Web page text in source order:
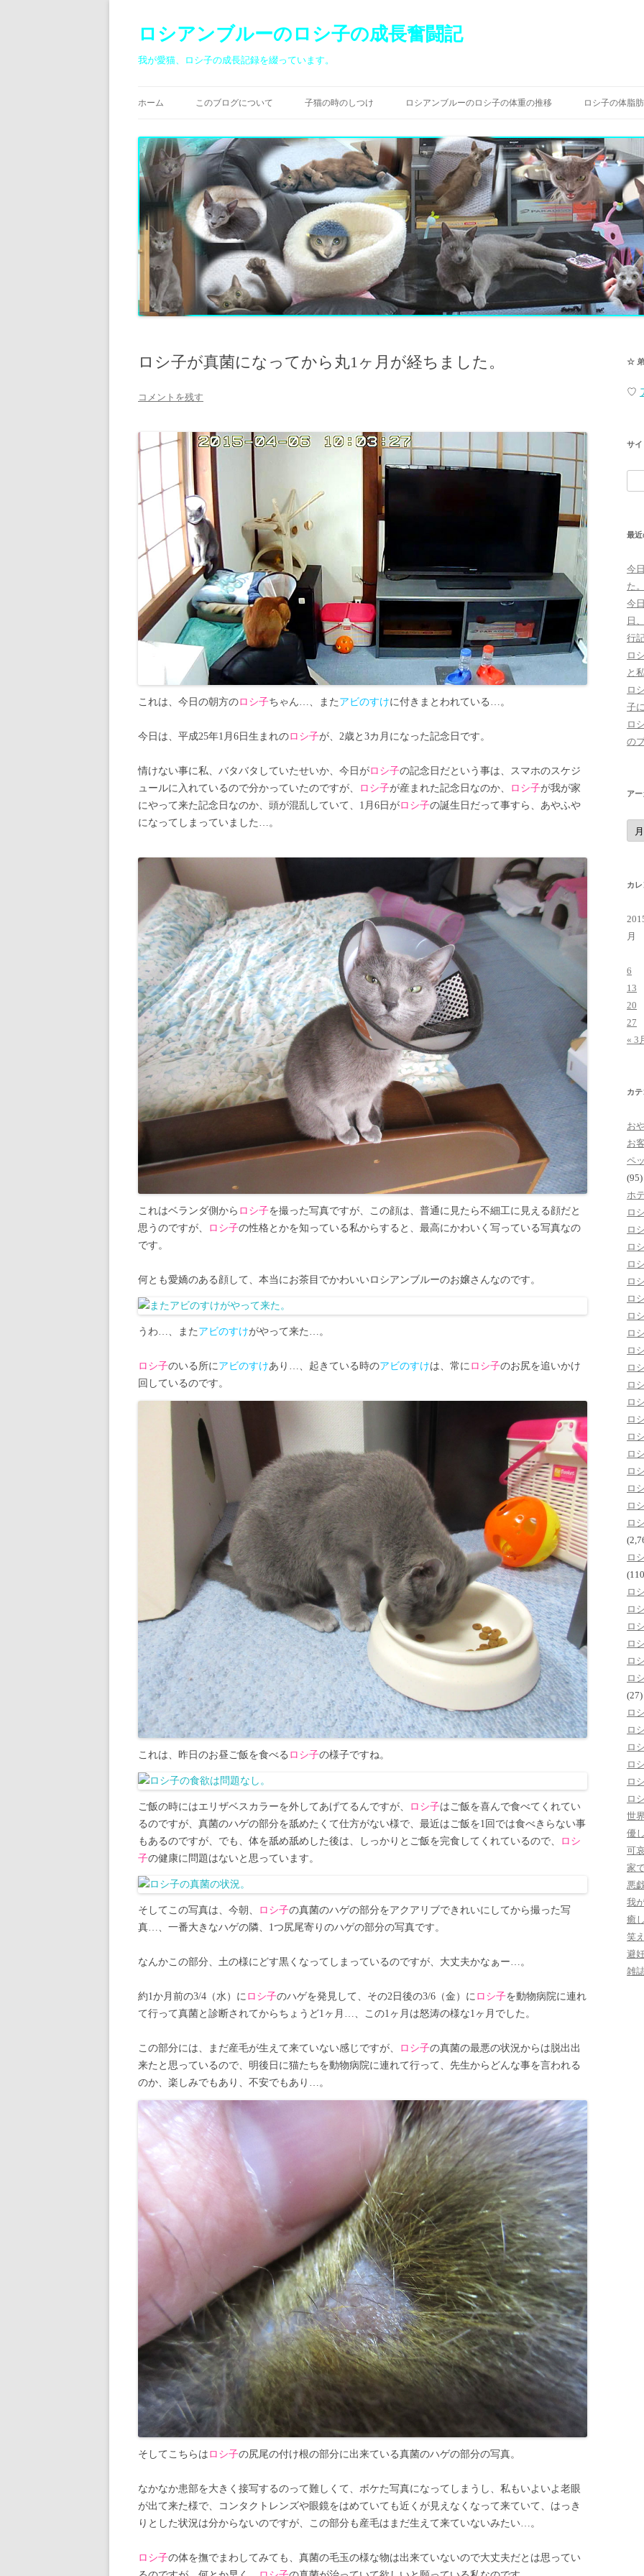
ロシアンブルーのロシ子の成長奮闘記
我が愛猫、ロシ子の成長記録を綴っています。
ン
へ
ス
キ
ッ
プ
ホーム このブログについて 子猫の時のしつけ ロシアンブルーのロシ子の体重の推移 ロシ子の体脂
ロシ子が真菌になってから丸1ヶ月が経ちました。
コメントを残す
これは、今日の朝方のロシ子ちゃん…、また アビのすけに付きまとわれている…。
今日は、平成25年1月6日生まれのロシ子が、2歳と3カ月になった記念日です。
情けない事に私、バタバタしていたせいか、今日がロシ子の記念日だという事は、スマホのスケジ
ュールに入れているので分かっていたのですが、
ロシ子が産まれた記念日なのか、 ロシ子が我が家
にやって来た記念日なのか、頭が混乱していて、1月6日がロシ子の誕生日だって事すら、あやふや
になってしまっていました…。
これはベランダ側から ロシ子を撮った写真ですが、この顔は、普通に見たら不細工に見える顔だと
思うのですが、
ロシ子の性格とかを知っている私からすると、最高にかわいく写っている写真なの
です。
何とも愛嬌のある顔して、本当にお茶目でかわいいロシアンブルーのお嬢さんなのです。
うわ…、また アビのすけがやって来た…。
ロシ子のいる所にアビのすけあり…、起きている時のアビのすけは、常に ロシ子のお尻を追いかけ
回しているのです。
これは、昨日のお昼ご飯を食べる ロシ子の様子ですね。
ご飯の時にはエリザベスカラーを外してあげてるんですが、 ロシ子はご飯を喜んで食べてくれてい
るのですが、真菌のハゲの部分を舐めたくて仕方がない様で、最近はご飯を1回では食べきらない事
もあるのですが、でも、体を舐め舐めした後は、しっかりとご飯を完食してくれているので、
ロシ
子の健康に問題はないと思っています。
そしてこの写真は、今朝、 ロシ子の真菌のハゲの部分をアクアリブできれいにしてから撮った写
真…、一番大きなハゲの隣、1つ尻尾寄りのハゲの部分の写真です。
なんかこの部分、土の様にどす黒くなってしまっているのですが、大丈夫かなぁー…。
約1か月前の3/4（水）に ロシ子のハゲを発見して、その2日後の3/6（金）に ロシ子を動物病院に連れ
て行って真菌と診断されてからちょうど1ヶ月…、この1ヶ月は怒涛の様な1ヶ月でした。
この部分には、まだ産毛が生えて来ていない感じですが、 ロシ子の真菌の最悪の状況からは脱出出
来たと思っているので、明後日に猫たちを動物病院に連れて行って、先生からどんな事を言われる
のか、楽しみでもあり、不安でもあり…。
そしてこちらは ロシ子の尻尾の付け根の部分に出来ている真菌のハゲの部分の写真。
なかなか患部を大きく接写するのって難しくて、ボケた写真になってしまうし、私もいよいよ老眼
が出て来た様で、コンタクトレンズや眼鏡をはめていても近くが見えなくなって来ていて、はっき
りとした状況は分からないのですが、この部分も産毛はまだ生えて来ていないみたい…。
ロシ子の体を撫でまわしてみても、真菌の毛玉の様な物は出来ていないので大丈夫だとは思ってい
☆ 弟
♡
サイ
索:
最近
今
た
今
日
行
ロ
と
ロ
子
ロ
の
ア
ア
ー
カ
カ
月
6
13
20
27
« 3
カ
お
お
ペ
(95)
ホ
ロ
ロ
ロ
ロ
ロ
ロ
ロ
ロ
ロ
ロ
ロ
ロ
ロ
ロ
ロ
ロ
ロ
ロ
ロ
ロ
ロ
ロ
ロ
ロ
ロ
ロ
(27)
ロ
ロ
ロ
ロ
ロ
ロ
世
優
可
家
悪
我
癒
笑
避
雑